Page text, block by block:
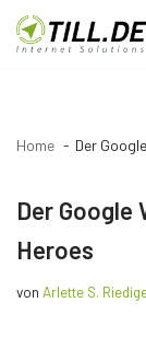
Zum
Home Der
Der
Heroes
von Arlette S.